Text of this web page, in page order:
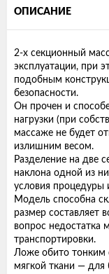
ОПИСАНИЕ
2-х секционный
эксплуатации, при
подобным
безопасности.
Он прочен и
нагрузки (при
массаже не будет
излишним весом.
Разделение на две
наклона одной из
условия процедуры
Модель способна
размер составляет
вопрос недостатка
транспортировки.
Ложе обито тонким
мягкой ткани — для